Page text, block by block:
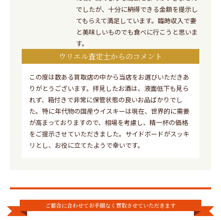
でしたが、十分に納得できる金額を提示し
てもらえて満足しています。臨時収入で妻
と美味しいものでも食べに行こうと思いま
す。
ウリエル査定士からのコメント
この度は数ある買取店の中から当店をお選びいただきあ
りがとうございます。拝見したお酒は、液面低下も見ら
れず、箱付きで非常に保管状態の良いお品ばかりでし
た。特に年代物の国産ウイスキーは現在、世界的に需要
が高まっておりますので、相場を考慮し、精一杯の価格
をご提示させていただきました。サイドボードがスッキ
リとし、お役に立てたようで幸いです。
ご都合に合わせてお手間なく買取させていただきます